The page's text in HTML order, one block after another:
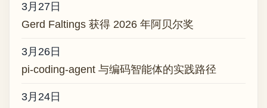
3月27日
Gerd Faltings 获得 2026 年阿贝尔奖
3月26日
pi-coding-agent 与编码智能体的实践路径
3月24日